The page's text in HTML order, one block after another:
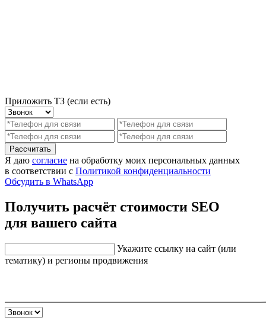
Приложить ТЗ (если есть)
Рассчитать
Я даю согласие на обработку моих персональных данных
в соответствии с Политикой конфиденциальности
Обсудить в WhatsApp
Получить расчёт стоимости SEO
для вашего сайта
Укажите ссылку на сайт (или
тематику) и регионы продвижения